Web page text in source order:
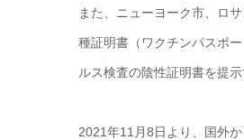
また、ニューヨーク市、ロ
種証明書（ワクチンパスポ
ルス検査の陰性証明書を提
2021年11月8日より、国外